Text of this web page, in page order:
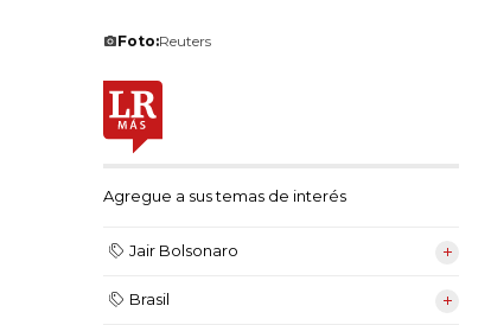
Foto:Reuters
Agregue a sus temas de interés
Jair Bolsonaro
Brasil